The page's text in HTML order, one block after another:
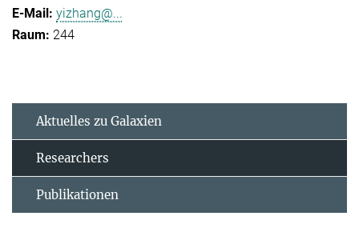
yizhang@...
244
Aktuelles zu Galaxien
Researchers
Publikationen